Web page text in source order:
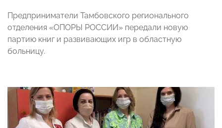
Предприниматели Тамбовского регионального
отделения «ОПОРЫ РОССИИ» передали новую
партию книг и развивающих игр в областную
больницу.